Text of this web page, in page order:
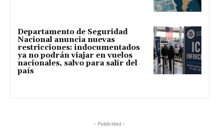
Departamento de Seguridad
Nacional anuncia nuevas
restricciones: indocumentados
ya no podrán viajar en vuelos
nacionales, salvo para salir del
país
- Publicidad -